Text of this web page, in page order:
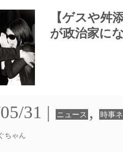
【ゲスや舛
が政治家に
31 | ニュース , 時事
ちゃん